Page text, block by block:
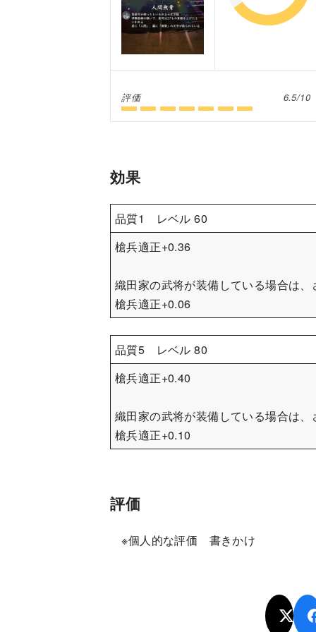
評価 6.5/10
効果
品質1 レベル 60
槍兵適正+0.36
織田家の武将が装備している場合は、
槍兵適正+0.06
品質5 レベル 80
槍兵適正+0.40
織田家の武将が装備している場合は、
槍兵適正+0.10
評価
※個人的な評価 書きかけ